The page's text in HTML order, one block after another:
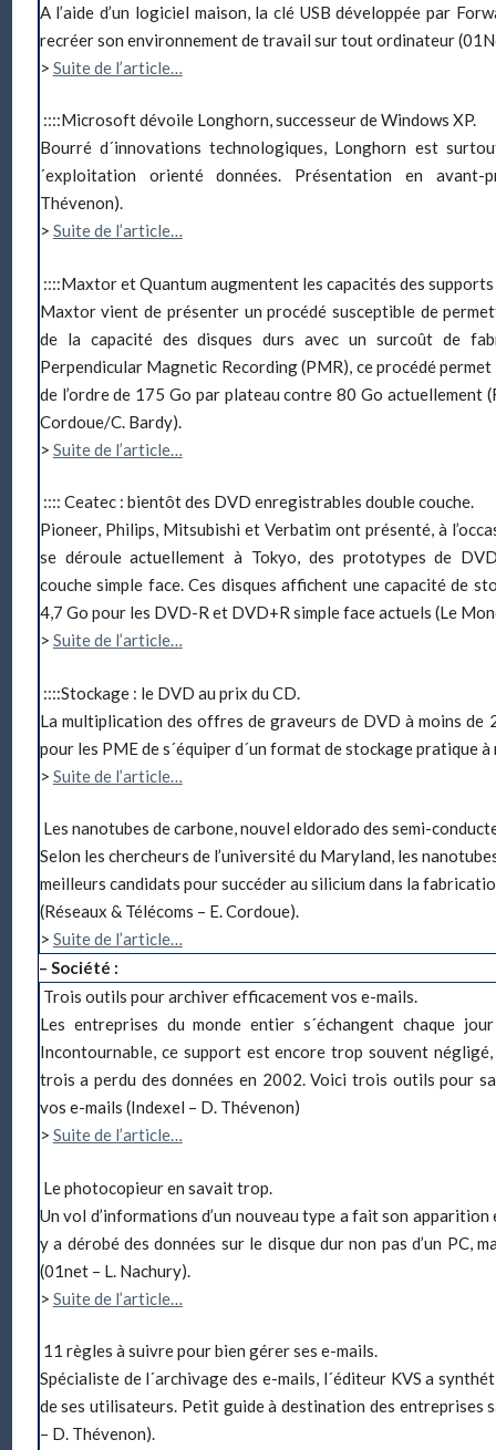
A l’aide d’un logiciel maison, la clé USB développée par
recréer son environnement de travail sur tout ordinateur
> Suite de l’article…
::::Microsoft dévoile Longhorn, successeur de Windows XP.
Bourré d´innovations technologiques, Longhorn est
´exploitation orienté données. Présentation en avant-
Thévenon).
> Suite de l’article…
::::Maxtor et Quantum augmentent les capacités des
Maxtor vient de présenter un procédé susceptible de
de la capacité des disques durs avec un surcoût de
Perpendicular Magnetic Recording (PMR), ce procédé
de l’ordre de 175 Go par plateau contre 80 Go actuellement
Cordoue/C. Bardy).
> Suite de l’article…
:::: Ceatec : bientôt des DVD enregistrables double couche.
Pioneer, Philips, Mitsubishi et Verbatim ont présenté, à
se déroule actuellement à Tokyo, des prototypes de
couche simple face. Ces disques affichent une capacité de
4,7 Go pour les DVD-R et DVD+R simple face actuels (Le
> Suite de l’article…
::::Stockage : le DVD au prix du CD.
La multiplication des offres de graveurs de DVD à moins de
pour les PME de s´équiper d´un format de stockage pratique
> Suite de l’article…
Les nanotubes de carbone, nouvel eldorado des semi-
Selon les chercheurs de l’université du Maryland, les
meilleurs candidats pour succéder au silicium dans la
(Réseaux & Télécoms – E. Cordoue).
> Suite de l’article…
– Société :
Trois outils pour archiver efficacement vos e-mails.
Les entreprises du monde entier s´échangent chaque
Incontournable, ce support est encore trop souvent négligé,
trois a perdu des données en 2002. Voici trois outils pour
vos e-mails (Indexel – D. Thévenon)
> Suite de l’article…
Le photocopieur en savait trop.
Un vol d’informations d’un nouveau type a fait son apparition
y a dérobé des données sur le disque dur non pas d’un PC,
(01net – L. Nachury).
> Suite de l’article…
11 règles à suivre pour bien gérer ses e-mails.
Spécialiste de l´archivage des e-mails, l´éditeur KVS a
de ses utilisateurs. Petit guide à destination des entreprises
– D. Thévenon).